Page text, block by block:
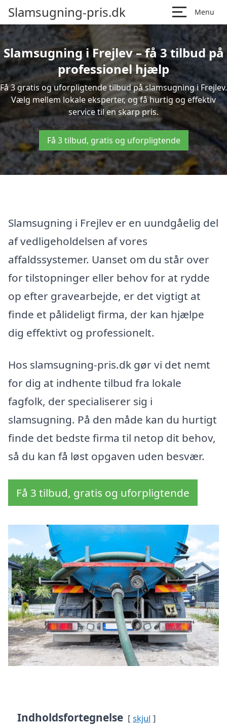
Slamsugning-pris.dk Menu
Slamsugning i Frejlev – få 3 tilbud på
professionel hjælp
Få 3 gratis og uforpligtende tilbud på slamsugning i Frejlev.
Vælg mellem lokale eksperter, og få hurtig og effektiv
service til en skarp pris.
Få 3 tilbud, gratis og uforpligtende
Slamsugning i Frejlev er en uundgåelig del
af vedligeholdelsen af vores
affaldssystemer. Uanset om du står over
for tilstopninger eller behov for at rydde
op efter gravearbejde, er det vigtigt at
finde et pålideligt firma, der kan hjælpe
dig effektivt og professionelt.
Hos slamsugning-pris.dk gør vi det nemt
for dig at indhente tilbud fra lokale
fagfolk, der specialiserer sig i
slamsugning. På den måde kan du hurtigt
finde det bedste firma til netop dit behov,
så du kan få løst opgaven uden besvær.
Få 3 tilbud, gratis og uforpligtende
Indholdsfortegnelse skjul